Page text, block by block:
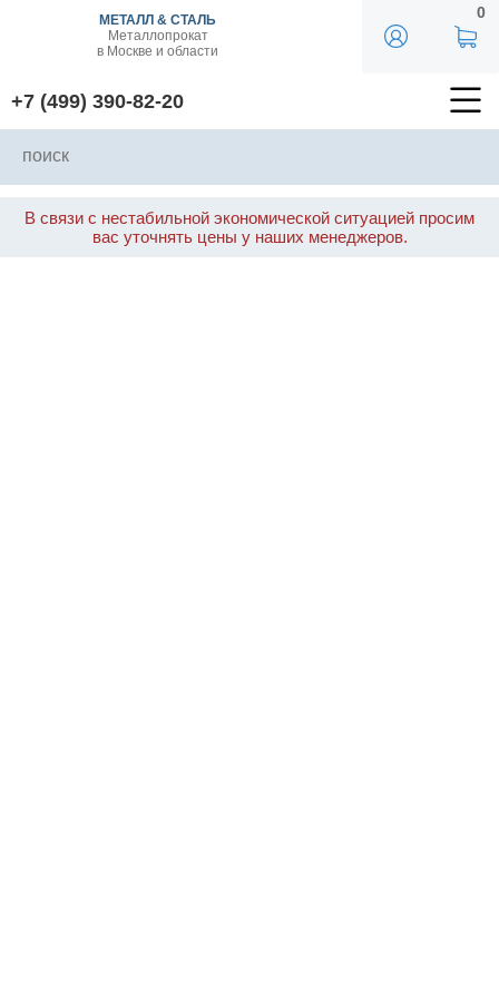
МЕТАЛЛ & СТАЛЬ
Металлопрокат
в Москве и области
+7 (499) 390-82-20
0
В связи с нестабильной экономической ситуацией просим
вас уточнять цены у наших менеджеров.